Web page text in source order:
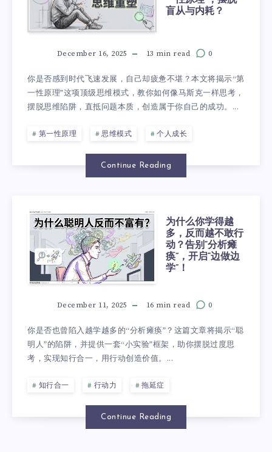
盲从与内耗？
December 16, 2025 13 min read 0
你是否感到时代飞速发展，自己却疲惫不堪？本文将揭示“第
一性原理”这项顶级思维模式，教你如何像马斯克一样思考，
摆脱思维陷阱，直抵问题本质，创造属于你自己的成功。...
第一性原理 思维模式 个人成长
Continue Reading
为什么你学得越
多，反而越不敢行
动？告别“分析瘫
痪”，开启“边做边
学”！
December 11, 2025 16 min read 0
你是否也曾陷入越学越多的“分析瘫痪”？这篇文章将揭示“聪
明人”的陷阱，并提供一套“小实验”框架，助你摆脱过度思
考，实现知行合一，用行动创造价值。...
知行合一 行动力 拖延症
Continue Reading